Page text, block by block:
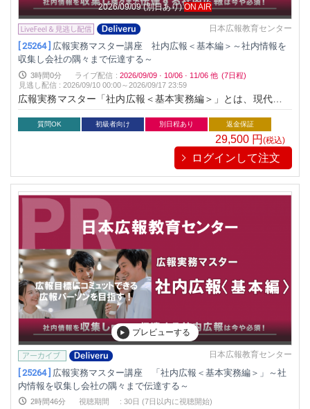
2026/09/09 (別日あり) ON AIR
日本広報教育センター
[ 25264 ] 広報実務マスター講座 社内広報＜基本編＞～社内情報を
収集し会社の隅々まで伝達する～
3時間0分 ライブ配信 : 2026/09/09 · 10/06 · 11/06 他 (7日程)
見逃し配信 :2026/09/10 00:00～2026/09/17 23:59
広報実務マスター「社内広報＜基本実務編＞」とは、現代の企
業経営に必須とされる社内広報の基本を押さえるとともに最新
の手法とその具体的な展開方法をわかりやすく解説する講座で
す。従来の社内報などのツールに加え新しいツールを知り、社
員との多岐にわたるコミュニケーション手法を学ぶことで、す
ぐに実践できるようになります。社内広報は企業が社員に対し
て社内の情報を共有するために実施する広報活動です。社内の
コミュニケーションを円滑にするための必要不可欠な手法で
す。この社内広報を機能させることで、より社員としての意識
を自覚し、その会社の一員としての行動を促します。企業と社
員の信頼関係を深め、最終的には企業の組織を強化につながり
質問OK 初級者向け 別日程あり 返金保証
29,500 円 (税込)
ログインして注文
プレビューする
日本広報教育センター
[ 25264 ] 広報実務マスター講座 「社内広報＜基本実務編＞」～社
内情報を収集し会社の隅々まで伝達する～
2時間46分 視聴期間 : 30日 (7日以内に視聴開始)